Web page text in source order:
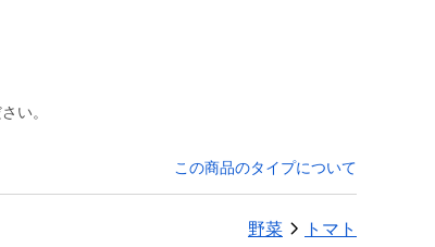
い。
この商品のタイプについて
野菜 トマト